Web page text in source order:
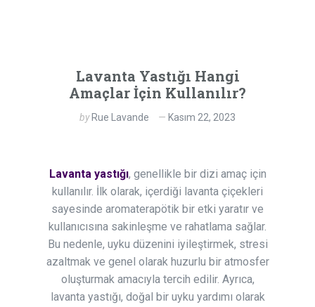
Lavanta Yastığı Hangi
Amaçlar İçin Kullanılır?
by Rue Lavande Kasım 22, 2023
Lavanta yastığı, genellikle bir dizi amaç için
kullanılır. İlk olarak, içerdiği lavanta çiçekleri
sayesinde aromaterapötik bir etki yaratır ve
kullanıcısına sakinleşme ve rahatlama sağlar.
Bu nedenle, uyku düzenini iyileştirmek, stresi
azaltmak ve genel olarak huzurlu bir atmosfer
oluşturmak amacıyla tercih edilir. Ayrıca,
lavanta yastığı, doğal bir uyku yardımı olarak